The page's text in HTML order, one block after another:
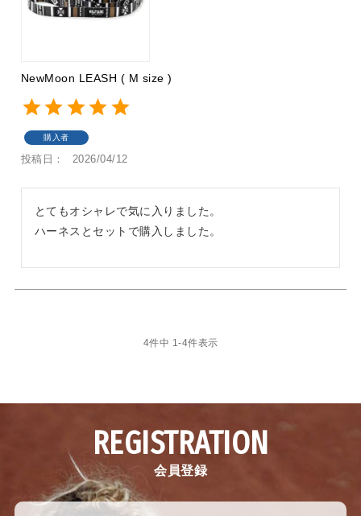
NewMoon LEASH ( M size )
購入者
投稿日 2026/04/12
とてもオシャレで気に入りました。
ハーネスとセットで購入しました。
4件中 1-4件表示
REGISTRATION
会員登録